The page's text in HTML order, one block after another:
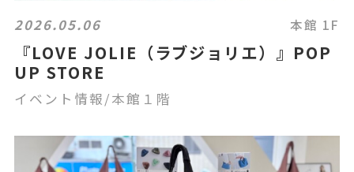
2026.05.06 本館 1F
『LOVE JOLIE（ラブジョリエ）』POP
UP STORE
イベント情報/本館１階